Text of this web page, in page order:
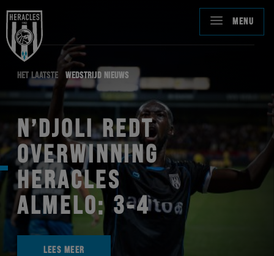
MENU
HET LAATSTE WEDSTRIJD NIEUWS
N’DJOLI REDT
OVERWINNING
HERACLES
ALMELO: 3-4
LEES MEER